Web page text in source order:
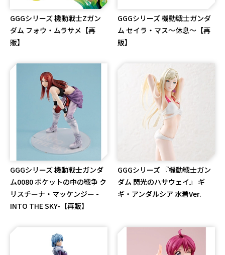
GGGシリーズ 機動戦士Zガン
ダム フォウ・ムラサメ【再
販】
GGGシリーズ 機動戦士ガンダ
ム セイラ・マス～休息～【再
販】
GGGシリーズ 機動戦士ガンダ
ム0080 ポケットの中の戦争 ク
リスチーナ・マッケンジー -
INTO THE SKY-【再販】
GGGシリーズ 『機動戦士ガン
ダム 閃光のハサウェイ』 ギ
ギ・アンダルシア 水着Ver.